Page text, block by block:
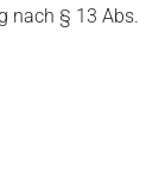
nach § 13 Abs.